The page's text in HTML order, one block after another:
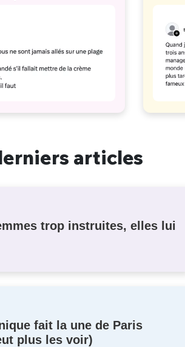
articles
trop instruites, elles lui
fait la une de Paris
plus les voir)